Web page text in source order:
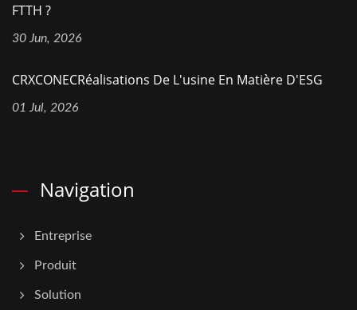
FTTH ?
30 Jun, 2026
CRXCONECRéalisations De L'usine En Matière D'ESG
01 Jul, 2026
Navigation
Entreprise
Produit
Solution